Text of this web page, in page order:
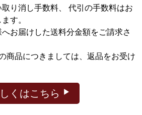
り消し手数料、 代引の手数料はお
す。
お届けした送料分金額をご請求さ
商品につきましては、返品をお受け
くはこちら